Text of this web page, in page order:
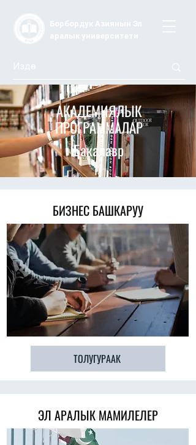
Борбордук Азиянын Эл
аралык университети
АКАДЕМИЯЛЫК
ПРОГРАММАЛАР
Бакалавр
БИЗНЕС БАШКАРУУ
ТОЛУГУРААК
ЭЛ АРАЛЫК МАМИЛЕЛЕР